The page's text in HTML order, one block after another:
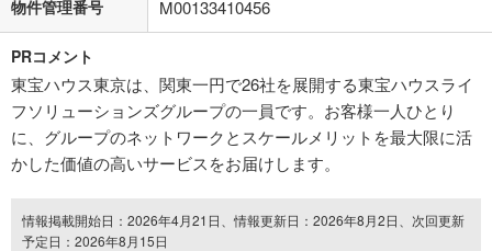
物件管理番号 M00133410456
PRコメント
東宝ハウス東京は、関東一円で26社を展開する東宝ハウスライ
フソリューションズグループの一員です。お客様一人ひとり
に、グループのネットワークとスケールメリットを最大限に活
かした価値の高いサービスをお届けします。
情報掲載開始日：2026年4月21日、情報更新日：2026年8月2日、次回更新
予定日：2026年8月15日